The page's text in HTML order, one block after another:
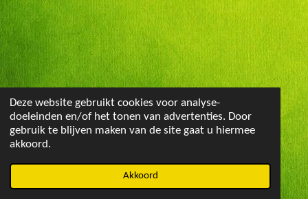
Deze website gebruikt cookies voor analyse-
doeleinden en/of het tonen van advertenties. Door
gebruik te blijven maken van de site gaat u hiermee
akkoord.
Akkoord